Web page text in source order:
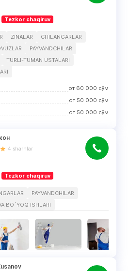
Tezkor chaqiruv
ZINALAR
CHILANGARLAR
PAYVANDCHILAR
TURLI-TUMAN USTALARI
от 60 000 сўм
от 50 000 сўм
от 50 000 сўм
4 sharhlar
Tezkor chaqiruv
PAYVANDCHILAR
BO`YOQ ISHLARI